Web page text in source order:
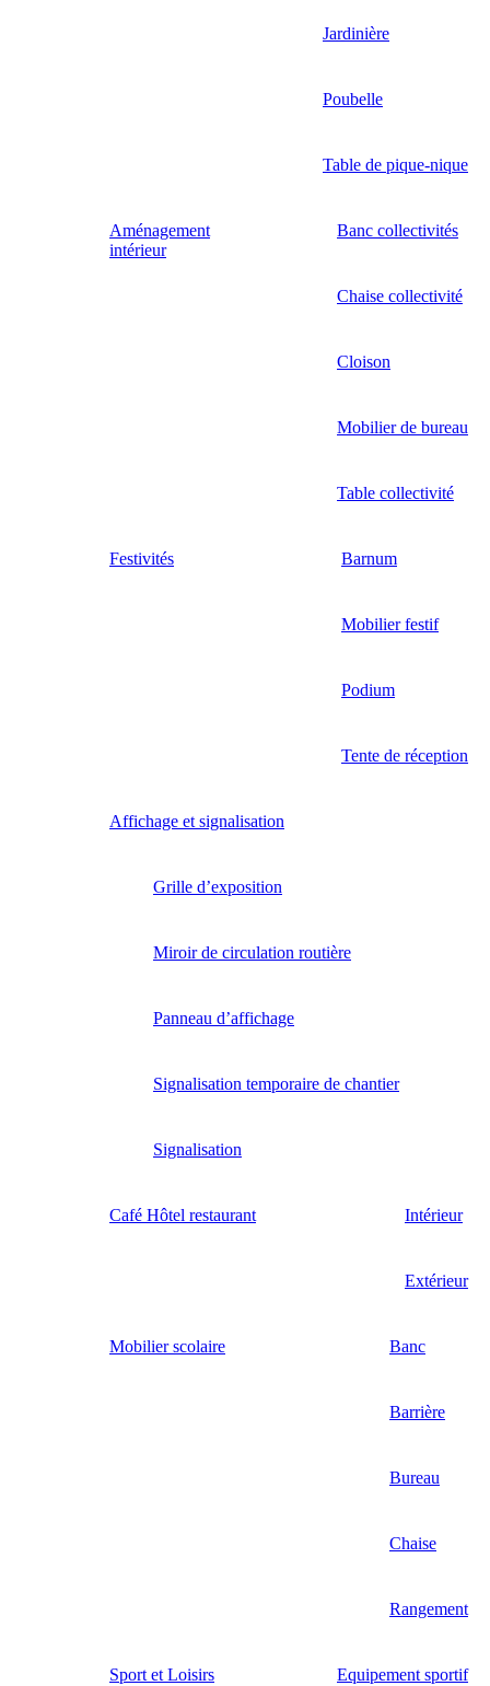
Jardinière
Poubelle
Table de pique-nique
Aménagement
intérieur
Banc collectivités
Chaise collectivité
Cloison
Mobilier de bureau
Table collectivité
Festivités Barnum
Mobilier festif
Podium
Tente de réception
Affichage et signalisation
Grille d’exposition
Miroir de circulation routière
Panneau d’affichage
Signalisation temporaire de chantier
Signalisation
Café Hôtel restaurant Intérieur
Extérieur
Mobilier scolaire Banc
Barrière
Bureau
Chaise
Rangement
Sport et Loisirs Equipement sportif